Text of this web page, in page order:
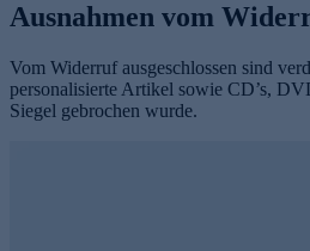
Ausnahmen vom
Vom Widerruf ausgeschlossen sind
personalisierte Artikel sowie CD’s,
Siegel gebrochen wurde.